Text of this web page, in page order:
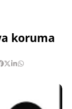
koruma